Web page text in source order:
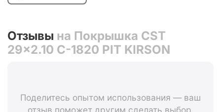
Отзывы на Покрышка CST
29x2.10 C-1820 PIT KIRSON
Поделитесь опытом использования — ваш